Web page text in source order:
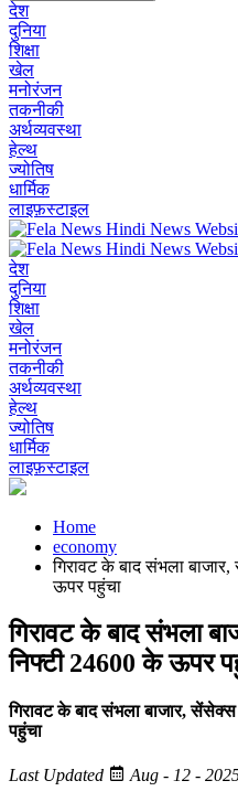
देश
दुनिया
शिक्षा
खेल
मनोरंजन
तकनीकी
अर्थव्यवस्था
हेल्थ
ज्योतिष
धार्मिक
लाइफ़स्टाइल
देश
दुनिया
शिक्षा
खेल
मनोरंजन
तकनीकी
अर्थव्यवस्था
हेल्थ
ज्योतिष
धार्मिक
लाइफ़स्टाइल
Home
economy
गिरावट के बाद संभला
ऊपर पहुंचा
गिरावट के बाद संभला
निफ्टी 24600 के ऊपर
गिरावट के बाद संभला बाजार,
पहुंचा
Last Updated Aug - 12 -